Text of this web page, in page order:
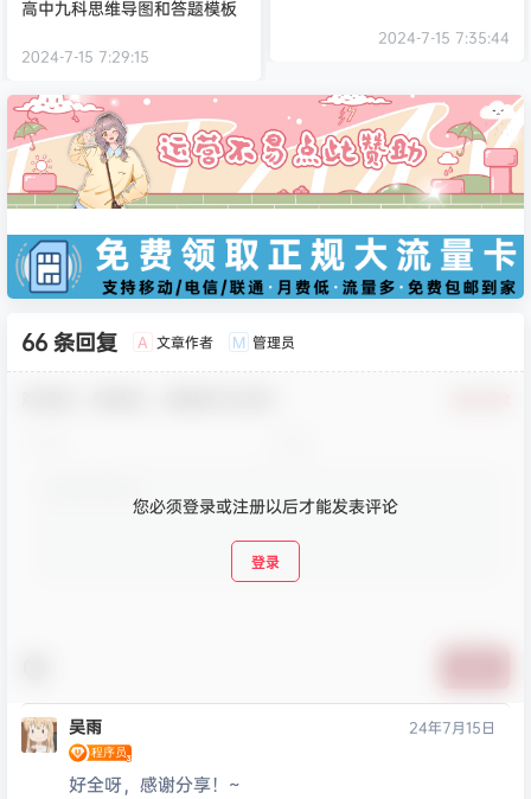
高中九科思维导图和答题模板
2024-7-15 7:29:15
2024-7-15 7:35:44
66 条回复 A 文章作者 M 管理员
您必须登录或注册以后才能发表评论
登录
吴雨 24年7月15日
好全呀，感谢分享！~